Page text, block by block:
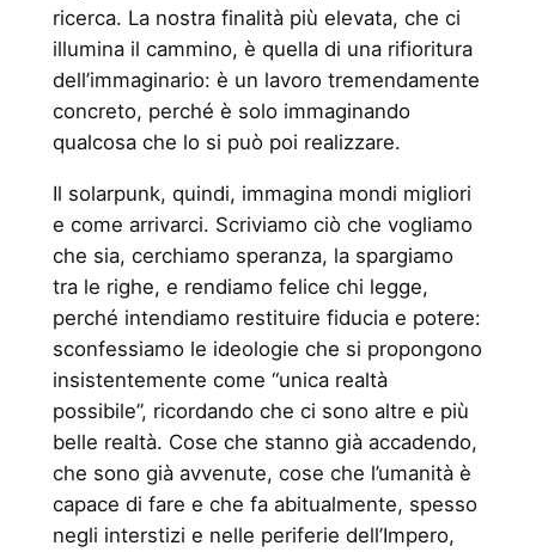
ricerca. La nostra finalità più elevata, che ci
illumina il cammino, è quella di una rifioritura
dell’immaginario: è un lavoro tremendamente
concreto, perché è solo immaginando
qualcosa che lo si può poi realizzare.
Il solarpunk, quindi, immagina mondi migliori
e come arrivarci. Scriviamo ciò che vogliamo
che sia, cerchiamo speranza, la spargiamo
tra le righe, e rendiamo felice chi legge,
perché intendiamo restituire fiducia e potere:
sconfessiamo le ideologie che si propongono
insistentemente come “unica realtà
possibile”, ricordando che ci sono altre e più
belle realtà. Cose che stanno già accadendo,
che sono già avvenute, cose che l’umanità è
capace di fare e che fa abitualmente, spesso
negli interstizi e nelle periferie dell’Impero,